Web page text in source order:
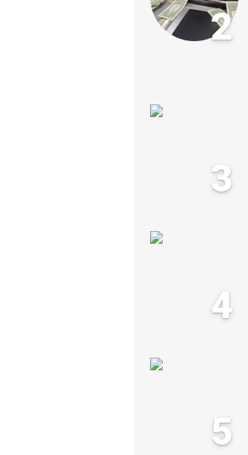
2
3
4
5